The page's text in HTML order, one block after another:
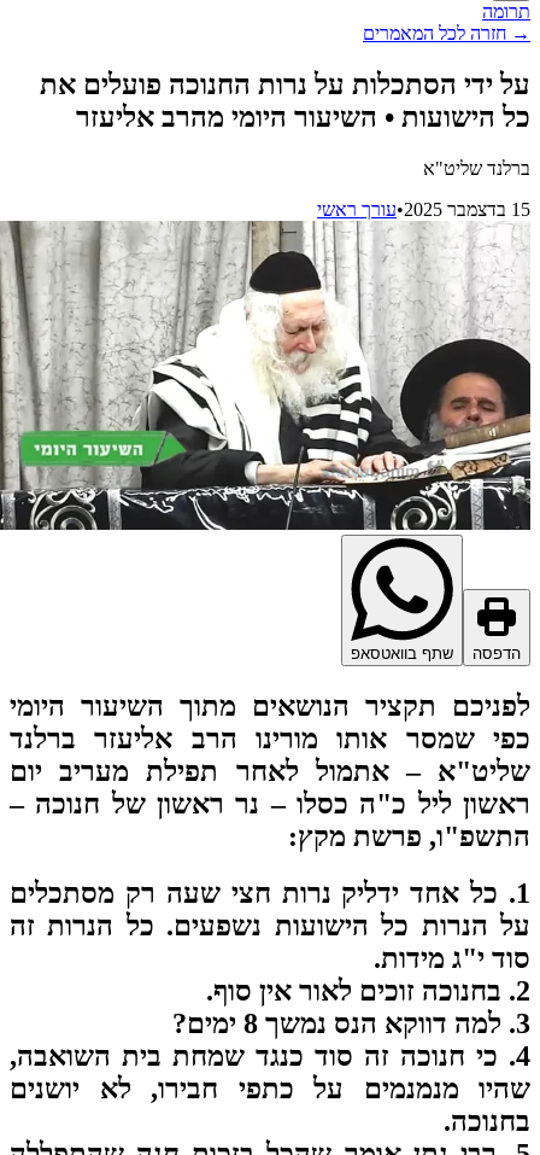
חזרה לכל המאמרים
ידי הסתכלות על נרות החנוכה פועלים את
הישועות • השיעור היומי מהרב אליעזר
שליט"א
•עורך ראשי
שתף בוואטסאפ
תקציר הנושאים מתוך השיעור היומי
שמסר אותו מורינו הרב אליעזר ברלנד
– אתמול לאחר תפילת מעריב יום
ליל כ"ה כסלו – נר ראשון של חנוכה –
פרשת מקץ:
1. כל אחד ידליק נרות חצי שעה רק מסתכלים
הנרות כל הישועות נשפעים. כל הנרות זה
י"ג מידות.
4. כי חנוכה זה סוד כנגד שמחת בית השואבה,
מנמנמים על כתפי חבירו, לא יושנים